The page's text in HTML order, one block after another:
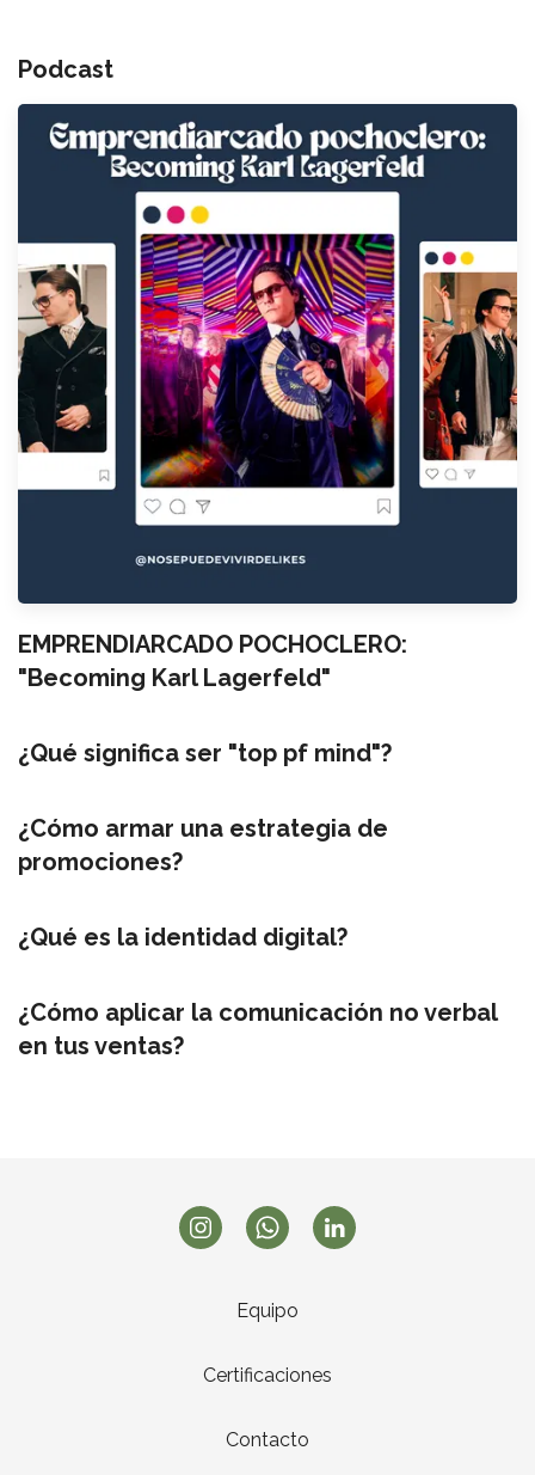
Podcast
EMPRENDIARCADO POCHOCLERO:
"Becoming Karl Lagerfeld"
¿Qué significa ser "top pf mind"?
¿Cómo armar una estrategia de
promociones?
¿Qué es la identidad digital?
¿Cómo aplicar la comunicación no verbal
en tus ventas?
Equipo
Certificaciones
Contacto